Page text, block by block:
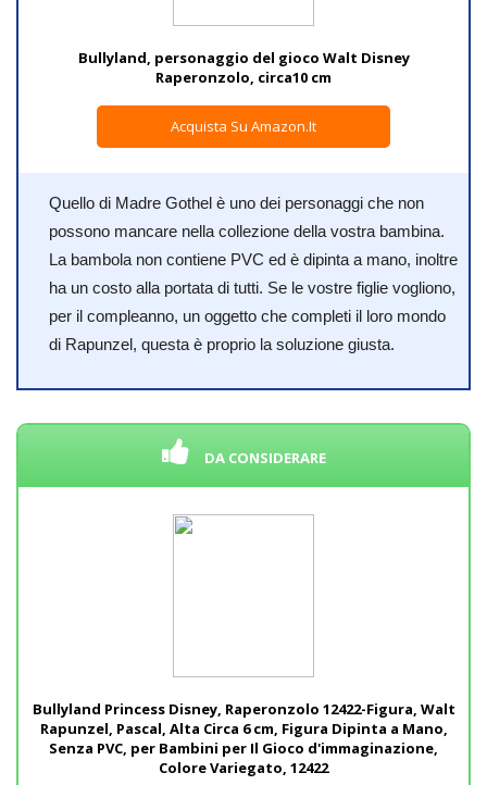
Bullyland, personaggio del gioco Walt Disney
Raperonzolo, circa10 cm
Acquista Su Amazon.it
Quello di Madre Gothel è uno dei personaggi che non
possono mancare nella collezione della vostra bambina.
La bambola non contiene PVC ed è dipinta a mano, inoltre
ha un costo alla portata di tutti. Se le vostre figlie vogliono,
per il compleanno, un oggetto che completi il loro mondo
di Rapunzel, questa è proprio la soluzione giusta.
DA CONSIDERARE
Bullyland Princess Disney, Raperonzolo 12422-Figura, Walt
Rapunzel, Pascal, Alta Circa 6 cm, Figura Dipinta a Mano,
Senza PVC, per Bambini per Il Gioco d'immaginazione,
Colore Variegato, 12422